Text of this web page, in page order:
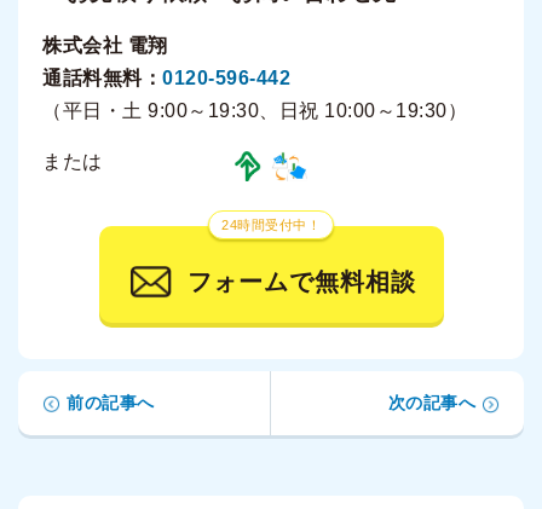
株式会社 電翔
通話料無料： 0120-596-442
（平日・土 9:00～19:30、日祝 10:00～19:30）
または
24時間受付中！
フォームで無料相談
前の記事へ 次の記事へ